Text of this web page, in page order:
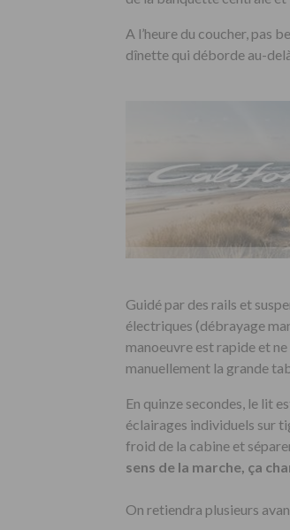
A l’heure du coucher, pas
dînette qui déborde au-
Guidé par des rails et
électriques (débrayage
manoeuvre est rapide et
manuellement la grande
En quinze secondes, le lit
éclairages individuels sur
froid de la cabine et
sens de la marche, ça
On retiendra plusieurs